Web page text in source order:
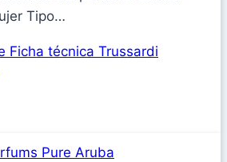
Tipo…
Ficha técnica Trussardi